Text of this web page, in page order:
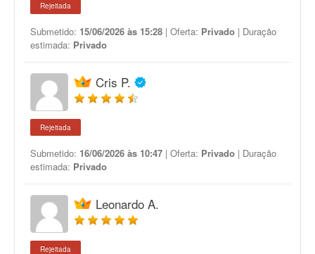
Rejeitada
Submetido: 15/06/2026 às 15:28 | Oferta: Privado | Duração
estimada: Privado
Cris P.
Rejeitada
Submetido: 16/06/2026 às 10:47 | Oferta: Privado | Duração
estimada: Privado
Leonardo A.
Rejeitada